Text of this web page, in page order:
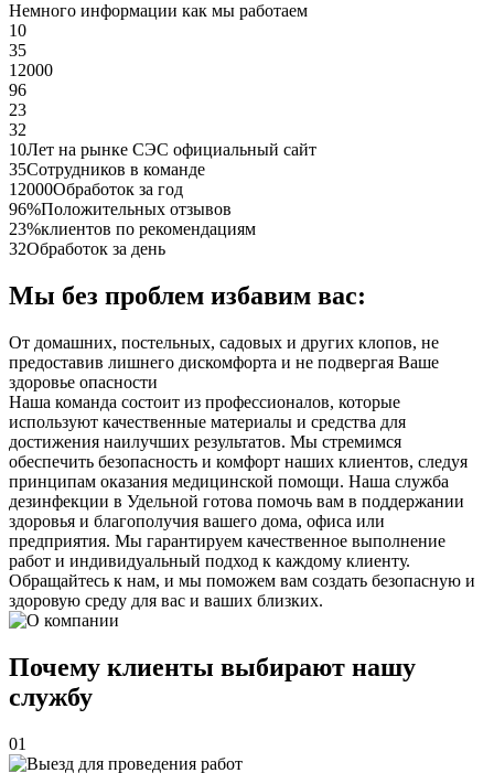
Немного информации как мы работаем
10
35
12000
96
23
32
10Лет на рынке СЭС официальный сайт
35Сотрудников в команде
12000Обработок за год
96%Положительных отзывов
23%клиентов по рекомендациям
32Обработок за день
Мы без проблем избавим вас:
От домашних, постельных, садовых и других клопов, не
предоставив лишнего дискомфорта и не подвергая Ваше
здоровье опасности
Наша команда состоит из профессионалов, которые
используют качественные материалы и средства для
достижения наилучших результатов. Мы стремимся
обеспечить безопасность и комфорт наших клиентов, следуя
принципам оказания медицинской помощи. Наша служба
дезинфекции в Удельной готова помочь вам в поддержании
здоровья и благополучия вашего дома, офиса или
предприятия. Мы гарантируем качественное выполнение
работ и индивидуальный подход к каждому клиенту.
Обращайтесь к нам, и мы поможем вам создать безопасную и
здоровую среду для вас и ваших близких.
Почему клиенты выбирают нашу
службу
01